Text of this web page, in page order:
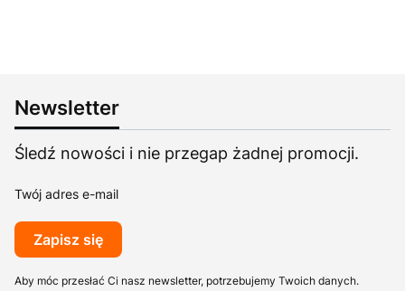
Newsletter
Śledź nowości i nie przegap żadnej promocji.
Twój adres e-mail
Zapisz się
Aby móc przesłać Ci nasz newsletter, potrzebujemy Twoich danych.